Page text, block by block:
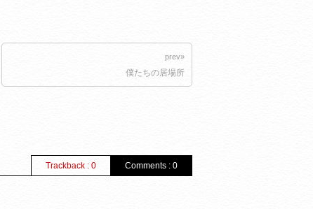
prev»
僕たちの居場所
Comments : 0
Trackback : 0